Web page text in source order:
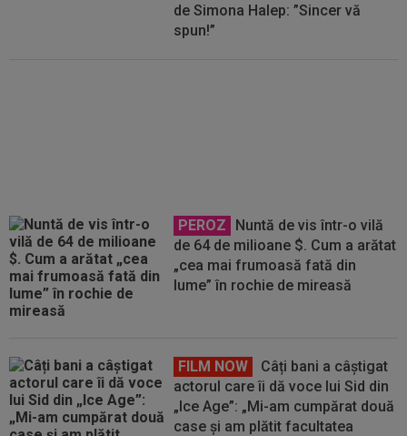
de Simona Halep: ”Sincer vă
spun!”
PEROZ
Nuntă de vis într-o vilă
de 64 de milioane $. Cum a arătat
„cea mai frumoasă fată din
lume” în rochie de mireasă
FILM NOW
Câți bani a câștigat
actorul care îi dă voce lui Sid din
„Ice Age”: „Mi-am cumpărat două
case și am plătit facultatea